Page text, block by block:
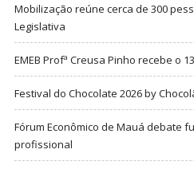
Mobilização reúne cerca de 300
Legislativa
EMEB Profª Creusa Pinho recebe o
Festival do Chocolate 2026 by
Fórum Econômico de Mauá debate
profissional